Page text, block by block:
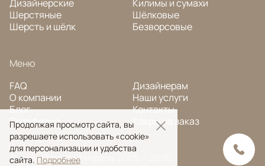
Дизайнерские
Шерстяные
Шерсть и шёлк
Килимы и сумахи
Шёлковые
Безворсовые
Меню
FAQ
О компании
Блог
Портфолио
Дизайнерам
Наши услуги
Контакты
Ковры на заказ
© Ansy Carpet Company 2005 — 2026
Продолжая просмотр сайта, вы
разрешаете использовать «cookie»
для персонализации и удобства
сайта. Подробнее